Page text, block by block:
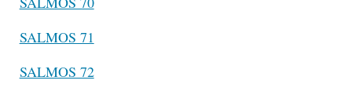
SALMOS 71
SALMOS 72